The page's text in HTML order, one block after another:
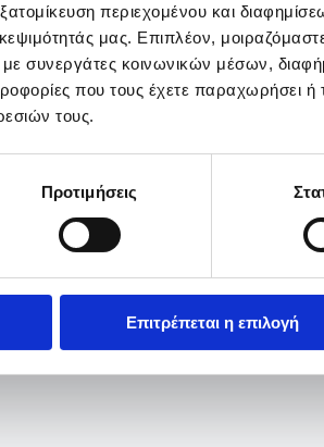
περιεχομένου και
μας. Επιπλέον,
με συνεργάτες κοινωνικών μέσων,
που τους έχετε παραχωρήσει ή
τους.
Προτιμήσεις
Επιτρέπεται η επιλογή